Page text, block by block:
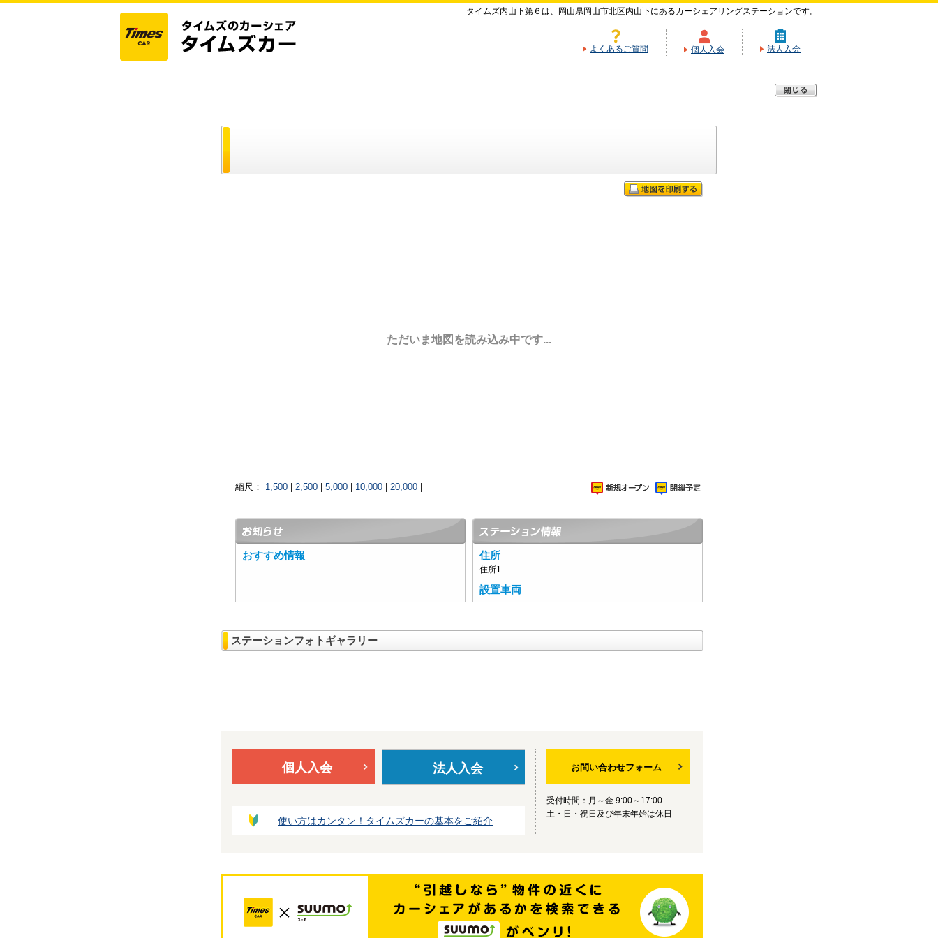
タイムズ内山下第６は、岡山県岡山市北区内山下にあるカーシェアリングステーションです。
よくあるご質問 個人入会 法人入会
ただいま地図を読み込み中です...
縮尺： 1,500 2,500 5,000 10,000 20,000
おすすめ情報 住所
住所1
設置車両
ステーションフォトギャラリー
個人入会 法人入会
使い方はカンタン！タイムズカーの基本をご紹介
お問い合わせフォーム
受付時間：月～金 9:00～17:00
土・日・祝日及び年末年始は休日